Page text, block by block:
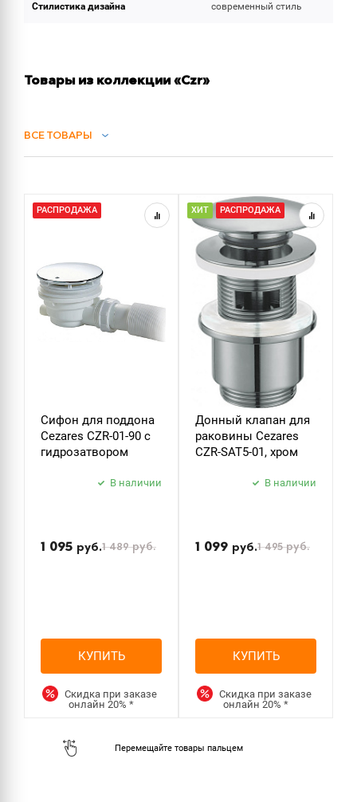
Стилистика дизайна современный стиль
Товары из коллекции «Czr»
ВСЕ ТОВАРЫ
ДУШ
ДУШЕВЫЕ ГАРНИТУРЫ
РАСПРОДАЖА
Сифон для поддона
Cezares CZR-01-90 с
гидрозатвором
В наличии
1 095 руб.1 489руб.
КУПИТЬ
Скидка при заказе
онлайн20%*
ХИТ РАСПРОДАЖА
Донный клапан для
раковины Cezares
CZR-SAT5-01, хром
В наличии
1 099 руб.1 495руб.
КУПИТЬ
Скидка при заказе
онлайн20%*